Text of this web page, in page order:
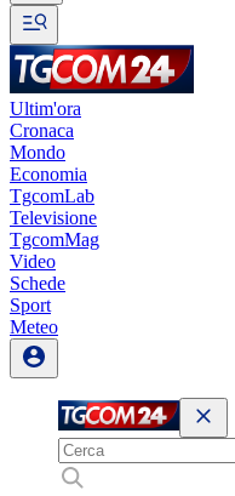
Ultim'ora
Cronaca
Mondo
Economia
TgcomLab
Televisione
TgcomMag
Video
Schede
Sport
Meteo